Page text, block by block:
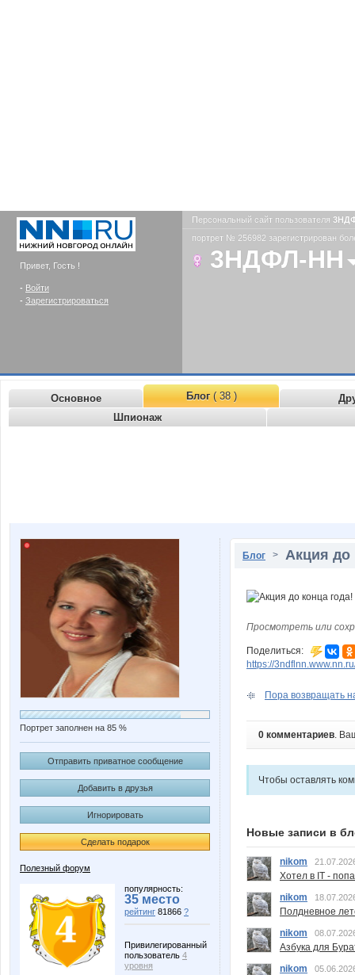
Привет, Гость !
- Войти
- Зарегистрироваться
Персональный сайт пользователя
портрет № 256982 зарегистрирован
3НДФЛ-НН
Основное Блог( 38 )
Шпионаж
Портрет заполнен на 85 %
Отправить приватное сообщение
Добавить в друзья
Игнорировать
Сделать подарок
Полезный форум
популярность:
35 место
рейтинг 81866 ?
Привилегированный
пользователь 4
уровня
Блог > Акция до
Просмотреть или
Поделиться:
https://
Пора возвращать
0 комментариев.
Чтобы оставлять
Новые записи в
nikom
Хотел в IT -
nikom
Полдневное
nikom
Азбука для
nikom